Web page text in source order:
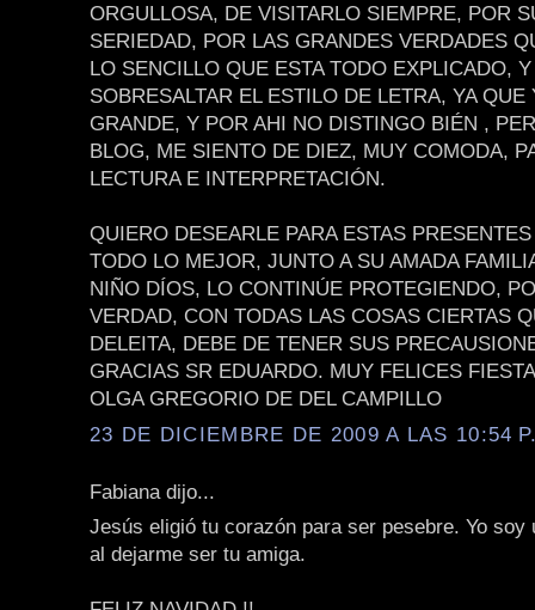
ORGULLOSA, DE VISITARLO SIEMPRE, POR
SERIEDAD, POR LAS GRANDES VERDADES
LO SENCILLO QUE ESTA TODO EXPLICADO,
SOBRESALTAR EL ESTILO DE LETRA, YA QUE
GRANDE, Y POR AHI NO DISTINGO BIÉN ,
BLOG, ME SIENTO DE DIEZ, MUY COMODA,
LECTURA E INTERPRETACIÓN.
QUIERO DESEARLE PARA ESTAS
TODO LO MEJOR, JUNTO A SU AMADA
NIÑO DÍOS, LO CONTINÚE PROTEGIENDO,
VERDAD, CON TODAS LAS COSAS CIERTAS
DELEITA, DEBE DE TENER SUS
GRACIAS SR EDUARDO. MUY FELICES
OLGA GREGORIO DE DEL CAMPILLO
23 DE DICIEMBRE DE 2009 A LAS 10:54
Fabiana dijo...
Jesús eligió tu corazón para ser pesebre. Yo soy
al dejarme ser tu amiga.